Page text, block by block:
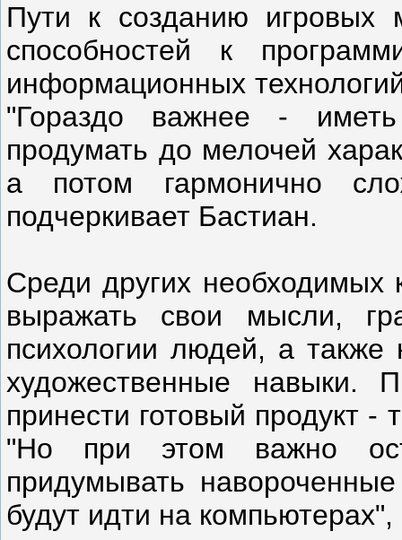
Пути к созданию
способностей к
информационных
"Гораздо важнее -
продумать до мелочей
а потом гармонично
подчеркивает Бастиан.
Среди других необходимых
выражать свои мысли,
психологии людей, а также
художественные навыки.
принести готовый продукт -
"Но при этом важно
придумывать
будут идти на